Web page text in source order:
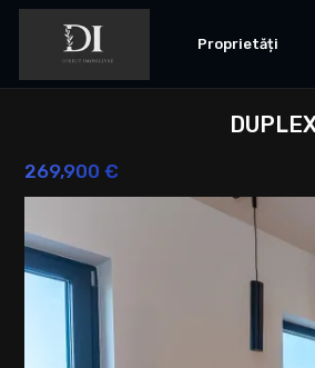
Proprietăți
269,900 €